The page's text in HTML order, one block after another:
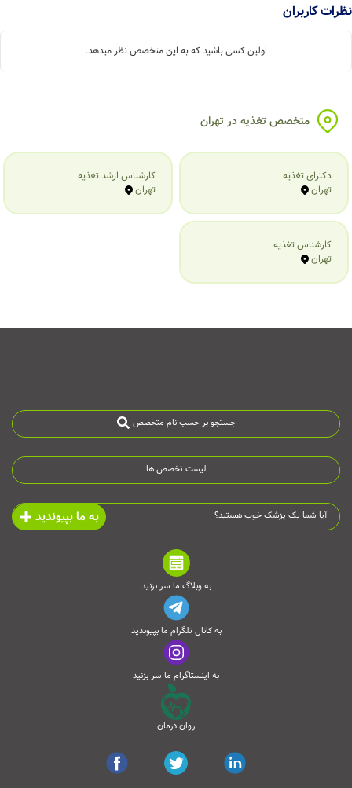
نظرات کاربران
اولین کسی باشید که به این متخصص نظر میدهد.
متخصص تغذیه در تهران
دکترای تغذیه
تهران
کارشناس ارشد تغذیه
تهران
کارشناس تغذیه
تهران
جستجو بر حسب نام متخصص
لیست تخصص ها
آیا شما یک پزشک خوب هستید؟ به ما بپیوندید
به وبلاگ ما سر بزنید
به کانال تلگرام ما بپیوندید
به اینستاگرام ما سر بزنید
روان درمان